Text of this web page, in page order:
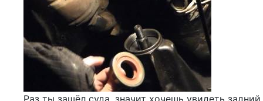
Раз ты зашёл суда, значит хочешь увидеть задний